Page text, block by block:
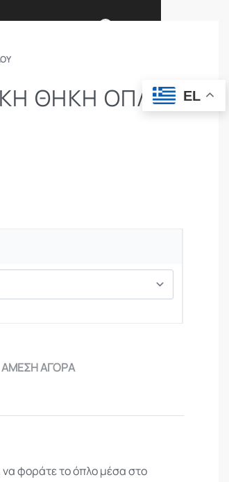
ΘΉΚΗ ΌΠΛΟΥ
ΑΜΕΣΗ ΑΓΟΡΑ
φοράτε το όπλο μέσα στο
EL